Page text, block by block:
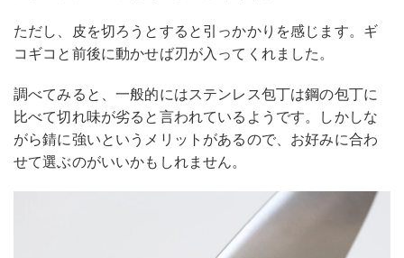
ただし、皮を切ろうとすると引っかかりを感じます。ギ
コギコと前後に動かせば刃が入ってくれました。
調べてみると、一般的にはステンレス包丁は鋼の包丁に
比べて切れ味が劣ると言われているようです。しかしな
がら錆に強いというメリットがあるので、お好みに合わ
せて選ぶのがいいかもしれません。